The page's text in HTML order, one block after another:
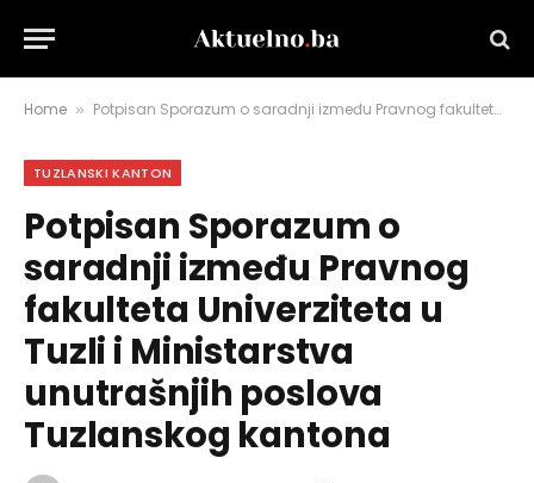
Home » Potpisan Sporazum o saradnji između Pravnog fakulteta Univerziteta u Tuzli i Ministarstva unutrašnjih poslova Tuzlanskog kantona
TUZLANSKI KANTON
Potpisan Sporazum o
saradnji između Pravnog
fakulteta Univerziteta u
Tuzli i Ministarstva
unutrašnjih poslova
Tuzlanskog kantona